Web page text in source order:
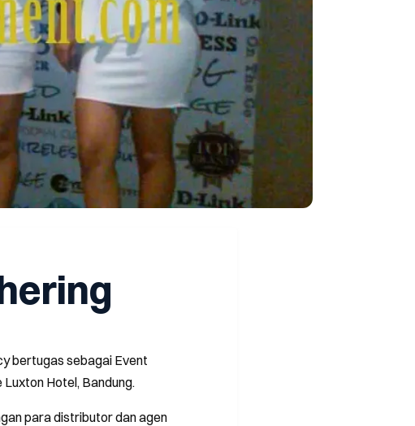
bertugas sebagai Event
Hotel, Bandung.
para distributor dan agen